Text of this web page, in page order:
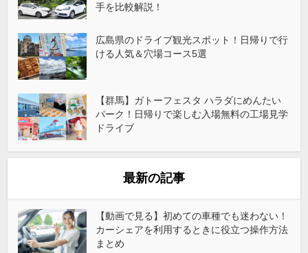
手を比較解説！
広島県のドライブ観光スポット！日帰りで行
ける人気＆穴場コース5選
【群馬】ガトーフェスタ ハラダにめんたい
パーク！日帰りで楽しむ入場無料の工場見学
ドライブ
最新の記事
【動画で見る】初めての車種でも迷わない！
カーシェアを利用するときに役立つ操作方法
まとめ